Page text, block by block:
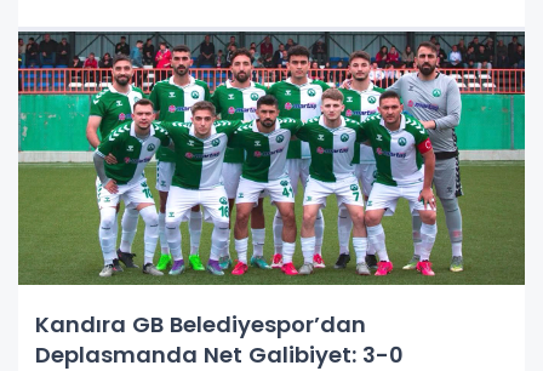
Kandıra GB Belediyespor’dan
Deplasmanda Net Galibiyet: 3-0